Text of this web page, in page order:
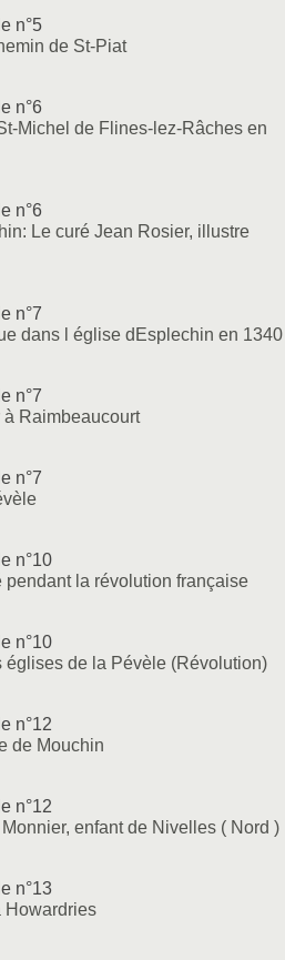
n°5
de St-Piat
n°6
Michel de Flines-lez-Râches en
n°6
Le curé Jean Rosier, illustre
n°7
dans l église dEsplechin en 1340
n°7
à Raimbeaucourt
n°7
n°10
pendant la révolution française
n°10
églises de la Pévèle (Révolution)
n°12
de Mouchin
n°12
enfant de Nivelles ( Nord )
n°13
Howardries